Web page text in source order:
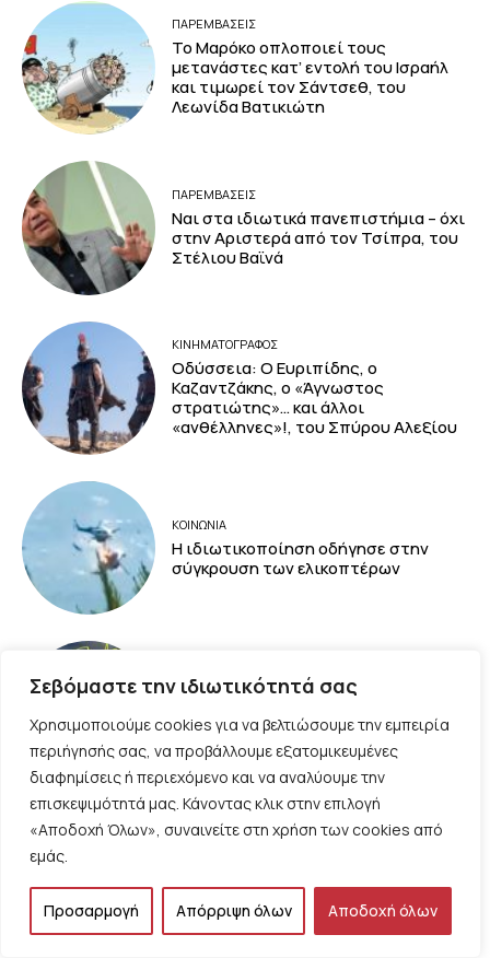
Σεβόμαστε την ιδιωτικότητά σας
Χρησιμοποιούμε cookies για να βελτιώσουμε την εμπειρία
περιήγησής σας, να προβάλλουμε εξατομικευμένες
διαφημίσεις ή περιεχόμενο και να αναλύουμε την
επισκεψιμότητά μας. Κάνοντας κλικ στην επιλογή
«Αποδοχή Όλων», συναινείτε στη χρήση των cookies από
εμάς.
Προσαρμογή Απόρριψη όλων Αποδοχή όλων
ΠΑΡΕΜΒΑΣΕΙΣ
Το Μαρόκο οπλοποιεί τους
μετανάστες κατ’ εντολή του Ισραήλ
και τιμωρεί τον Σάντσεθ, του
Λεωνίδα Βατικιώτη
ΠΑΡΕΜΒΑΣΕΙΣ
Ναι στα ιδιωτικά πανεπιστήμια – όχι
στην Αριστερά από τον Τσίπρα, του
Στέλιου Βαϊνά
ΚΙΝΗΜΑΤΟΓΡΆΦΟΣ
Οδύσσεια: Ο Ευριπίδης, ο
Καζαντζάκης, ο «Άγνωστος
στρατιώτης»… και άλλοι
«ανθέλληνες»!, του Σπύρου Αλεξίου
ΚΟΙΝΩΝΙΑ
Η ιδιωτικοποίηση οδήγησε στην
σύγκρουση των ελικοπτέρων
Επιτέλους, ένα τραγούδι που
δοξάζει την ανάπτυξη δια χειρός
Φάμελου και Δεληβοριά
φονικό, του Θανάση Σκαμνάκη